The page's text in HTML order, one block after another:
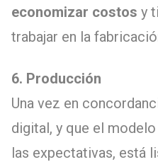
economizar costos y
trabajar en la
6. Producción
Una vez en
digital, y que el
las expectativas, está